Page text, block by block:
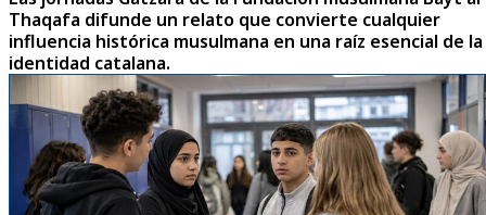
Thaqafa difunde un relato que convierte cualquier
influencia histórica musulmana en una raíz esencial de la
identidad catalana.